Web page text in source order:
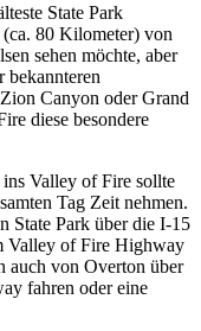
State Park
80 Kilometer) von
sehen möchte, aber
bekannteren
Canyon oder Grand
diese besondere
ins Valley of Fire sollte
Tag Zeit nehmen.
State Park über die I-15
Valley of Fire Highway
auch von Overton über
fahren oder eine